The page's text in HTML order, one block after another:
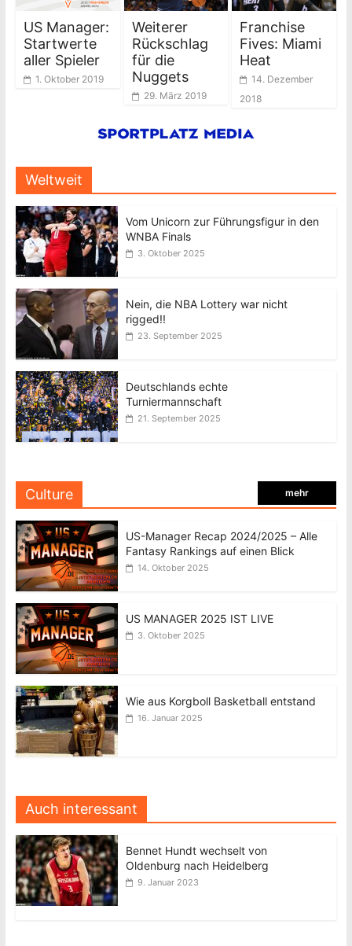
US Manager:
Startwerte
aller Spieler
1. Oktober 2019
Weiterer
Rückschlag
für die
Nuggets
29. März 2019
Franchise
Fives: Miami
Heat
14. Dezember
2018
Weltweit
Vom Unicorn zur Führungsfigur in den
WNBA Finals
3. Oktober 2025
Nein, die NBA Lottery war nicht
rigged!!
23. September 2025
Deutschlands echte
Turniermannschaft
21. September 2025
Culture mehr
US-Manager Recap 2024/2025 – Alle
Fantasy Rankings auf einen Blick
14. Oktober 2025
US MANAGER 2025 IST LIVE
3. Oktober 2025
Wie aus Korgboll Basketball entstand
16. Januar 2025
Auch interessant
Bennet Hundt wechselt von
Oldenburg nach Heidelberg
9. Januar 2023